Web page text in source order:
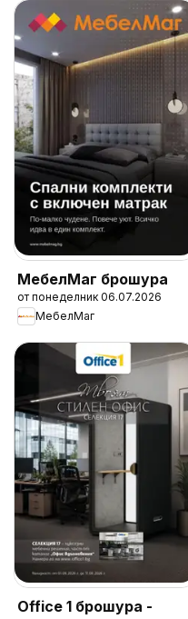
МебелМаг брошура
от понеделник 06.07.2026
МебелМаг
Office 1 брошура -